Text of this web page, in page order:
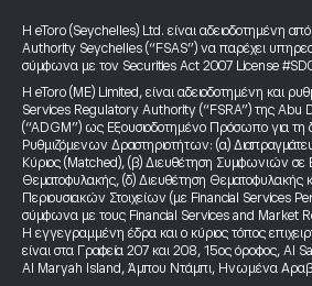
Η eToro (Seychelles) Ltd. είναι αδειοδοτημένη
Authority Seychelles (“FSAS”) να παρέχει
σύμφωνα με τον Securities Act 2007 License
Η eToro (ME) Limited, είναι αδειοδοτημένη και
Services Regulatory Authority (“FSRA”) της Abu
(“ADGM”) ως Εξουσιοδοτημένο Πρόσωπο για τη
Ρυθμιζόμενων Δραστηριοτήτων: (α)
Κύριος (Matched), (β) Διευθέτηση Συμφωνιών σε
Θεματοφυλακής, (δ) Διευθέτηση Θεματοφυλακής
Περιουσιακών Στοιχείων (με Financial Services
σύμφωνα με τους Financial Services and Market
Η εγγεγραμμένη έδρα και ο κύριος τόπος
είναι στα Γραφεία 207 και 208, 15ος όροφος, Al
Al Maryah Island, Άμπου Ντάμπι, Ηνωμένα